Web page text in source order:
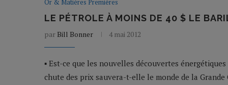
Or & Matières Premières
LE PÉTROLE À MOINS DE 40 $ LE
par Bill Bonner 4 mai 2012
▪ Est-ce que les nouvelles découvertes
chute des prix sauvera-t-elle le monde de la